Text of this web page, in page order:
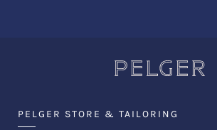
PELGER STORE & TAILORING